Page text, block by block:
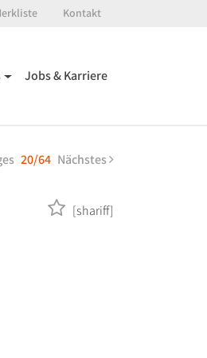
Jobs & Karriere
Kontakt
20/64 Nächstes
[shariff]